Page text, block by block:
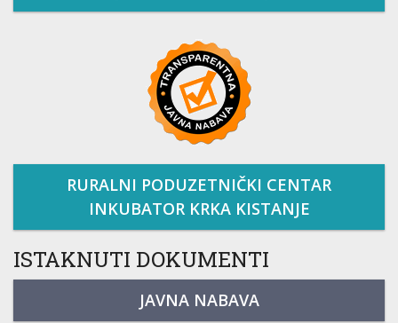
RURALNI PODUZETNIČKI CENTAR
INKUBATOR KRKA KISTANJE
ISTAKNUTI DOKUMENTI
JAVNA NABAVA